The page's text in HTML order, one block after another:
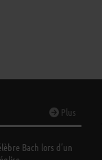
Plus
Bach lors d’un